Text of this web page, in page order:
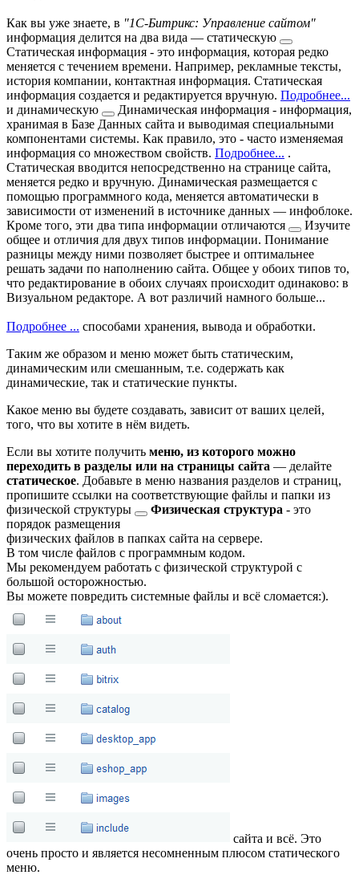
Как вы уже знаете, в "1С-Битрикс: Управление сайтом"
информация делится на два вида — статическую
Статическая информация - это информация, которая редко
меняется с течением времени. Например, рекламные тексты,
история компании, контактная информация. Статическая
информация создается и редактируется вручную. Подробнее...
и динамическую
Динамическая информация - информация,
хранимая в Базе Данных сайта и выводимая специальными
компонентами системы. Как правило, это - часто изменяемая
информация со множеством свойств. Подробнее... .
Статическая вводится непосредственно на странице сайта,
меняется редко и вручную. Динамическая размещается с
помощью программного кода, меняется автоматически в
зависимости от изменений в источнике данных — инфоблоке.
Кроме того, эти два типа информации отличаются
Изучите
общее и отличия для двух типов информации. Понимание
разницы между ними позволяет быстрее и оптимальнее
решать задачи по наполнению сайта. Общее у обоих типов то,
что редактирование в обоих случаях происходит одинаково: в
Визуальном редакторе. А вот различий намного больше...
Подробнее ... способами хранения, вывода и обработки.
Таким же образом и меню может быть статическим,
динамическим или смешанным, т.е. содержать как
динамические, так и статические пункты.
Какое меню вы будете создавать, зависит от ваших целей,
того, что вы хотите в нём видеть.
Если вы хотите получить меню, из которого можно
переходить в разделы или на страницы сайта — делайте
статическое. Добавьте в меню названия разделов и страниц,
пропишите ссылки на соответствующие файлы и папки из
физической структуры Физическая структура - это
порядок размещения
физических файлов в папках сайта на сервере.
В том числе файлов с программным кодом.
Мы рекомендуем работать с физической структурой с
большой осторожностью.
Вы можете повредить системные файлы и всё сломается:).
сайта и всё. Это
очень просто и является несомненным плюсом статического
меню.